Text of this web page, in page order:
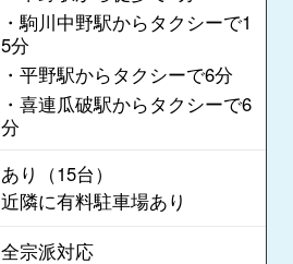
・駒川中野駅からタクシーで1
5分
・平野駅からタクシーで6分
・喜連瓜破駅からタクシーで6
分
あり（15台）
近隣に有料駐車場あり
全宗派対応